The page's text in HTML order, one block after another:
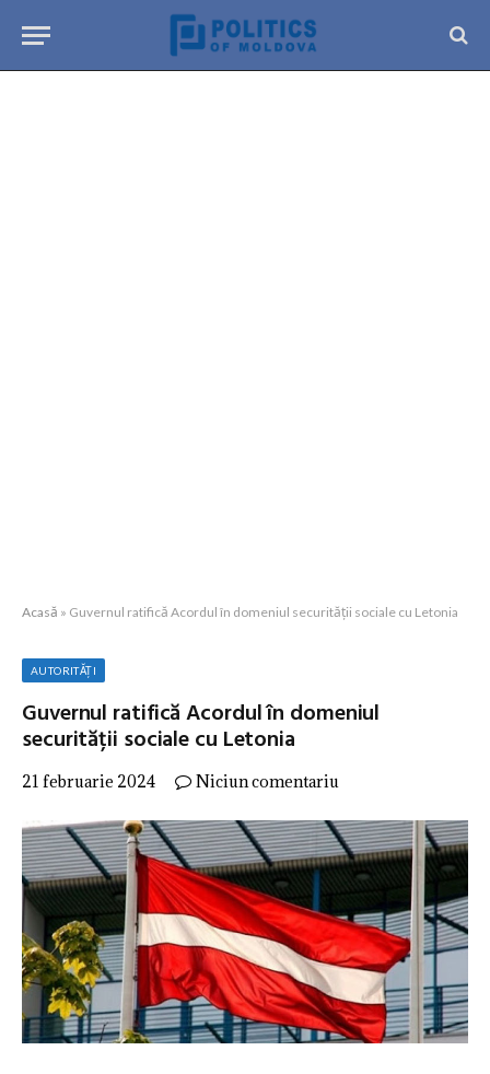
Acasă » Guvernul ratifică Acordul în domeniul securității sociale cu Letonia
AUTORITĂȚI
Guvernul ratifică Acordul în domeniul
securității sociale cu Letonia
21 februarie 2024 Niciun comentariu